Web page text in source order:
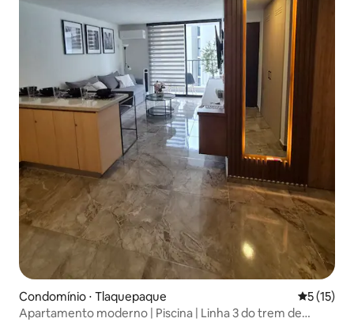
Condomínio ⋅ Tlaquepaque 5 de uma
5 (15)
Apartamento moderno | Piscina | Linha 3 do trem de